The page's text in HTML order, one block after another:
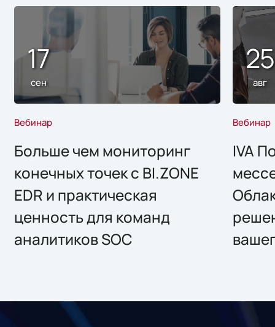
17
сен
Вебинар
Больше чем мониторинг
конечных точек с BI.ZONE
EDR и практическая
ценность для команд
аналитиков SOC
25
авг
Вебинар
IVA